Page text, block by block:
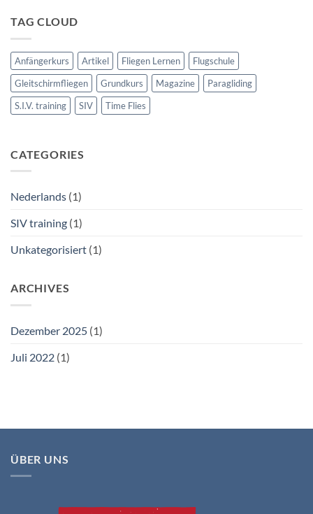
TAG CLOUD
Anfängerkurs Artikel Fliegen Lernen
Flugschule
Gleitschirmfliegen
Grundkurs Magazine
Paragliding
S.I.V. training
SIV Time Flies
CATEGORIES
Nederlands (1)
SIV training (1)
Unkategorisiert (1)
ARCHIVES
Dezember 2025 (1)
Juli 2022 (1)
ÜBER UNS